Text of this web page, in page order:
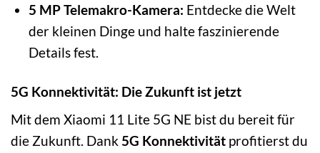
5 MP Telemakro-Kamera: Entdecke die Welt
der kleinen Dinge und halte faszinierende
Details fest.
5G Konnektivität: Die Zukunft ist jetzt
Mit dem Xiaomi 11 Lite 5G NE bist du bereit für
die Zukunft. Dank 5G Konnektivität profitierst du